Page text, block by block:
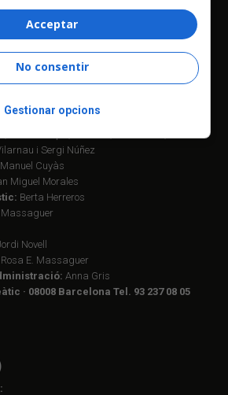
Gendrau
Jordi Martí Fabra
Èlia Gea
Música:
Helena M. Alegret
i Sergi Núñez
Manuel Cuyàs
Miguel Morales
Berta Herreros
Massaguer
Novell
Rosa E. Massaguer
Anna Gris
· 08008 Barcelona Tel. 93 237 08 05
Acceptar
No consentir
Gestionar opcions